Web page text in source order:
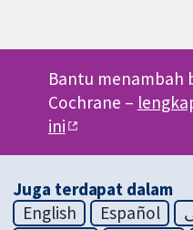
Bantu menambah
Cochrane –
ini
Juga terdapat dalam
English
Español